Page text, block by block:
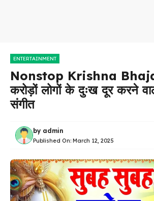
ENTERTAINMENT
Nonstop Krishna
करोड़ों लोगों के दुःख दूर करने
संगीत
by admin
Published On: March 12, 2025